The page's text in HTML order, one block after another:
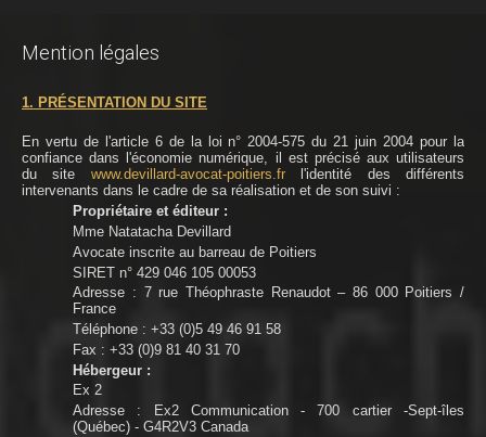
Mention légales
1. PRÉSENTATION DU SITE
En vertu de l'article 6 de la loi n° 2004-575 du 21 juin 2004 pour la
confiance dans l'économie numérique, il est précisé aux utilisateurs
du site www.devillard-avocat-poitiers.frl'identité des différents
intervenants dans le cadre de sa réalisation et de son suivi :
Propriétaire et éditeur :
Mme Natatacha Devillard
Avocate inscrite au barreau de Poitiers
SIRET n° 429 046 105 00053
Adresse : 7 rue Théophraste Renaudot – 86 000 Poitiers /
France
Téléphone : +33 (0)5 49 46 91 58
Fax : +33 (0)9 81 40 31 70
Hébergeur :
Ex 2
Adresse : Ex2 Communication - 700 cartier -Sept-îles
(Québec) - G4R2V3 Canada